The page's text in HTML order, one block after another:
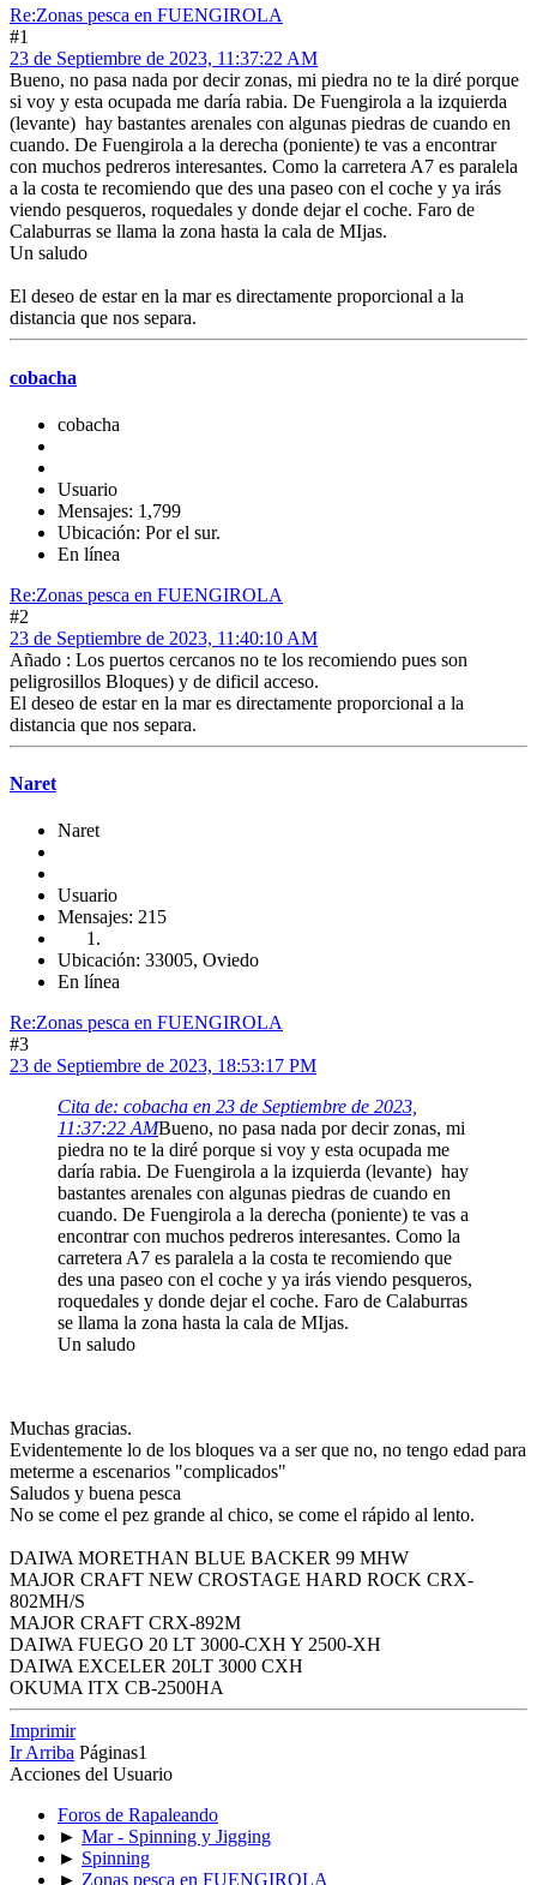
Re:Zonas pesca en FUENGIROLA
#1
23 de Septiembre de 2023, 11:37:22 AM
Bueno, no pasa nada por decir zonas, mi piedra no te la diré porque
si voy y esta ocupada me daría rabia. De Fuengirola a la izquierda
(levante) hay bastantes arenales con algunas piedras de cuando en
cuando. De Fuengirola a la derecha (poniente) te vas a encontrar
con muchos pedreros interesantes. Como la carretera A7 es paralela
a la costa te recomiendo que des una paseo con el coche y ya irás
viendo pesqueros, roquedales y donde dejar el coche. Faro de
Calaburras se llama la zona hasta la cala de MIjas.
Un saludo
El deseo de estar en la mar es directamente proporcional a la
distancia que nos separa.
cobacha
cobacha
Usuario
Mensajes: 1,799
Ubicación: Por el sur.
En línea
Re:Zonas pesca en FUENGIROLA
#2
23 de Septiembre de 2023, 11:40:10 AM
Añado : Los puertos cercanos no te los recomiendo pues son
peligrosillos Bloques) y de dificil acceso.
El deseo de estar en la mar es directamente proporcional a la
distancia que nos separa.
Naret
Naret
Usuario
Mensajes: 215
Ubicación: 33005, Oviedo
En línea
Re:Zonas pesca en FUENGIROLA
#3
23 de Septiembre de 2023, 18:53:17 PM
Cita de: cobacha en 23 de Septiembre de 2023,
11:37:22 AMBueno, no pasa nada por decir zonas, mi
piedra no te la diré porque si voy y esta ocupada me
daría rabia. De Fuengirola a la izquierda (levante) hay
bastantes arenales con algunas piedras de cuando en
cuando. De Fuengirola a la derecha (poniente) te vas a
encontrar con muchos pedreros interesantes. Como la
carretera A7 es paralela a la costa te recomiendo que
des una paseo con el coche y ya irás viendo pesqueros,
roquedales y donde dejar el coche. Faro de Calaburras
se llama la zona hasta la cala de MIjas.
Un saludo
Muchas gracias.
Evidentemente lo de los bloques va a ser que no, no tengo edad para
meterme a escenarios "complicados"
Saludos y buena pesca
No se come el pez grande al chico, se come el rápido al lento.
DAIWA MORETHAN BLUE BACKER 99 MHW
MAJOR CRAFT NEW CROSTAGE HARD ROCK CRX-
802MH/S
MAJOR CRAFT CRX-892M
DAIWA FUEGO 20 LT 3000-CXH Y 2500-XH
DAIWA EXCELER 20LT 3000 CXH
OKUMA ITX CB-2500HA
Imprimir
Ir Arriba Páginas1
Acciones del Usuario
Foros de Rapaleando
► Mar - Spinning y Jigging
► Spinning
► Zonas pesca en FUENGIROLA